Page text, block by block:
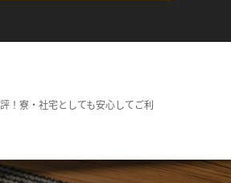
！寮・社宅としても安心してご利